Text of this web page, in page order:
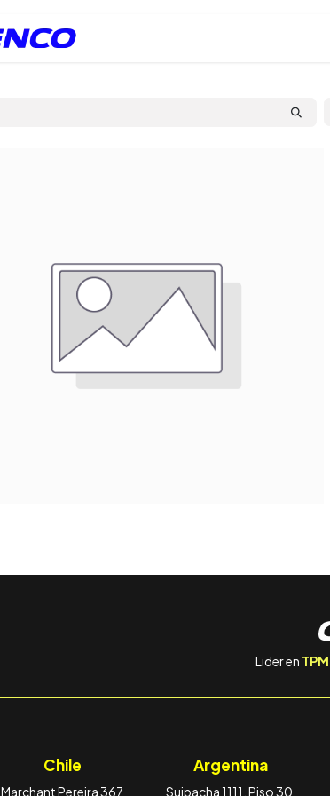
Lider en TPM
Chile
Marchant Pereira 367
Argentina
Suipacha 1111, Piso 30,